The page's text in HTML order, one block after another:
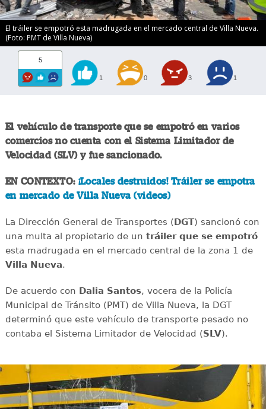
El tráiler se empotró esta madrugada en el mercado central de Villa Nueva.
(Foto: PMT de Villa Nueva)
5
1 0 3 1
El vehículo de transporte que se empotró en varios
comercios no cuenta con el Sistema Limitador de
Velocidad (SLV) y fue sancionado.
EN CONTEXTO: ¡Locales destruidos! Tráiler se empotra
en mercado de Villa Nueva (videos)
La Dirección General de Transportes (DGT) sancionó con
una multa al propietario de un tráiler que se empotró
esta madrugada en el mercado central de la zona 1 de
Villa Nueva.
De acuerdo con Dalia Santos, vocera de la Policía
Municipal de Tránsito (PMT) de Villa Nueva, la DGT
determinó que este vehículo de transporte pesado no
contaba el Sistema Limitador de Velocidad (SLV).